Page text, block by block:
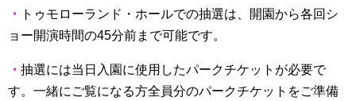
・
トゥモローランド・ホールでの抽選は、開園から各回シ
ョー開演時間の45分前まで可能です。
・ 抽選には当日入園に使用したパークチケットが必要で
す。一緒にご覧になる方全員分のパークチケットをご準備